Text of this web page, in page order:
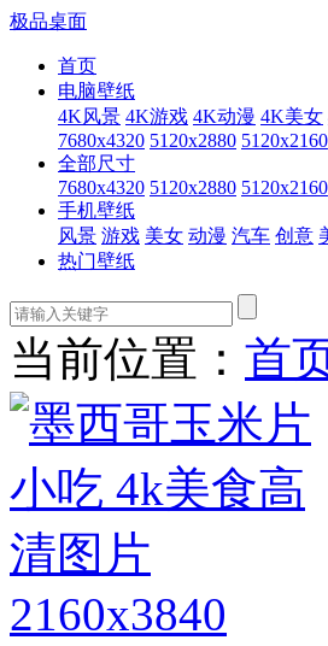
极品桌面
首页
电脑壁纸
4K风景 4K游戏 4K动漫 4K美女
7680x4320 5120x2880 5120x2160
全部尺寸
7680x4320 5120x2880 5120x2160
手机壁纸
风景 游戏 美女 动漫 汽车 创意
热门壁纸
当前位置： 首
2160x3840